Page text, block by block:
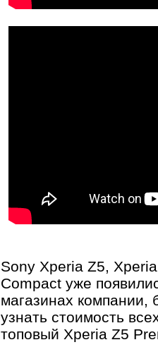
Sony Xperia Z5,
Compact уже
магазинах компании,
узнать стоимость
топовый Xperia Z5